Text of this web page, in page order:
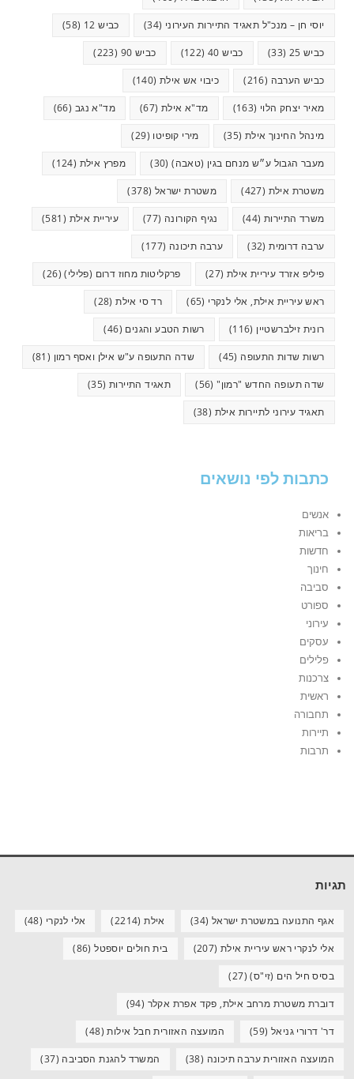
יוסי חן – מנכ"ל תאגיד התיירות העירוני (34) כביש 12 (58)
כביש 25 (33) כביש 40 (122) כביש 90 (223)
כביש הערבה (216) כיבוי אש אילת (140)
מאיר יצחק הלוי (163) מד"א אילת (67) מד"א נגב (66)
מינהל החינוך אילת (35) מירי קופיטו (29)
מעבר הגבול ע״ש מנחם בגין (טאבה)(30) מפרץ אילת (124)
משטרת אילת (427) משטרת ישראל (378)
משרד התיירות (44) נגיף הקורונה (77) עיריית אילת (581)
ערבה דרומית(32) ערבה תיכונה (177)
פיליפ אזרד עיריית אילת (27) פרקליטות מחוז דרום (פלילי)(26)
ראש עיריית אילת, אלי לנקרי (65) רד סי אילת(28)
רונית זילברשטיין (116) רשות הטבע והגנים (46)
רשות שדות התעופה (45) שדה התעופה ע"ש אילן ואסף רמון (81)
שדה תעופה החדש "רמון"(56) תאגיד התיירות (35)
תאגיד עירוני לתיירות אילת (38)
כתבות לפי נושאים
אנשים
בריאות
חדשות
חינוך
סביבה
ספורט
עירוני
עסקים
פלילים
צרכנות
ראשית
תחבורה
תיירות
תרבות
תגיות
אגף התנועה במשטרת ישראל (34) אילת(2214) אלי לנקרי (48)
אלי לנקרי ראש עיריית אילת (207) בית חולים יוספטל(86)
בסיס חיל הים (זי"ס)(27)
דוברת משטרת מרחב אילת, פקד אפרת אקלר (94)
דר' דרורי גניאל (59) המועצה האזורית חבל אילות(48)
המועצה האזורית ערבה תיכונה (38) המשרד להגנת הסביבה (37)